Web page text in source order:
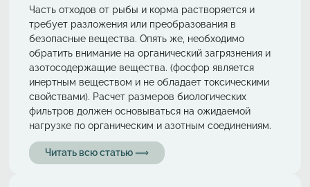
Часть отходов от рыбы и корма растворяется и
требует разложения или преобразования в
безопасные вещества. Опять же, необходимо
обратить внимание на органический загрязнения и
азотосодержащие вещества. (фосфор является
инертным веществом и не обладает токсическими
свойствами). Расчет размеров биологических
фильтров должен основываться на ожидаемой
нагрузке по органическим и азотным соединениям.
Читать всю статью ⟹